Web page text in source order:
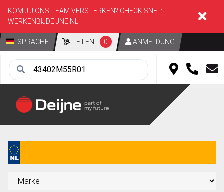
KOM JIJ ONS TEAM VERSTERKEN? CHECK SNEL:
WERKENBIJDEIJNE.NL
SPRACHE TEILEN 0 ANMELDUNG